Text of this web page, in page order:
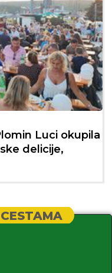
Luci okupila
delicije,